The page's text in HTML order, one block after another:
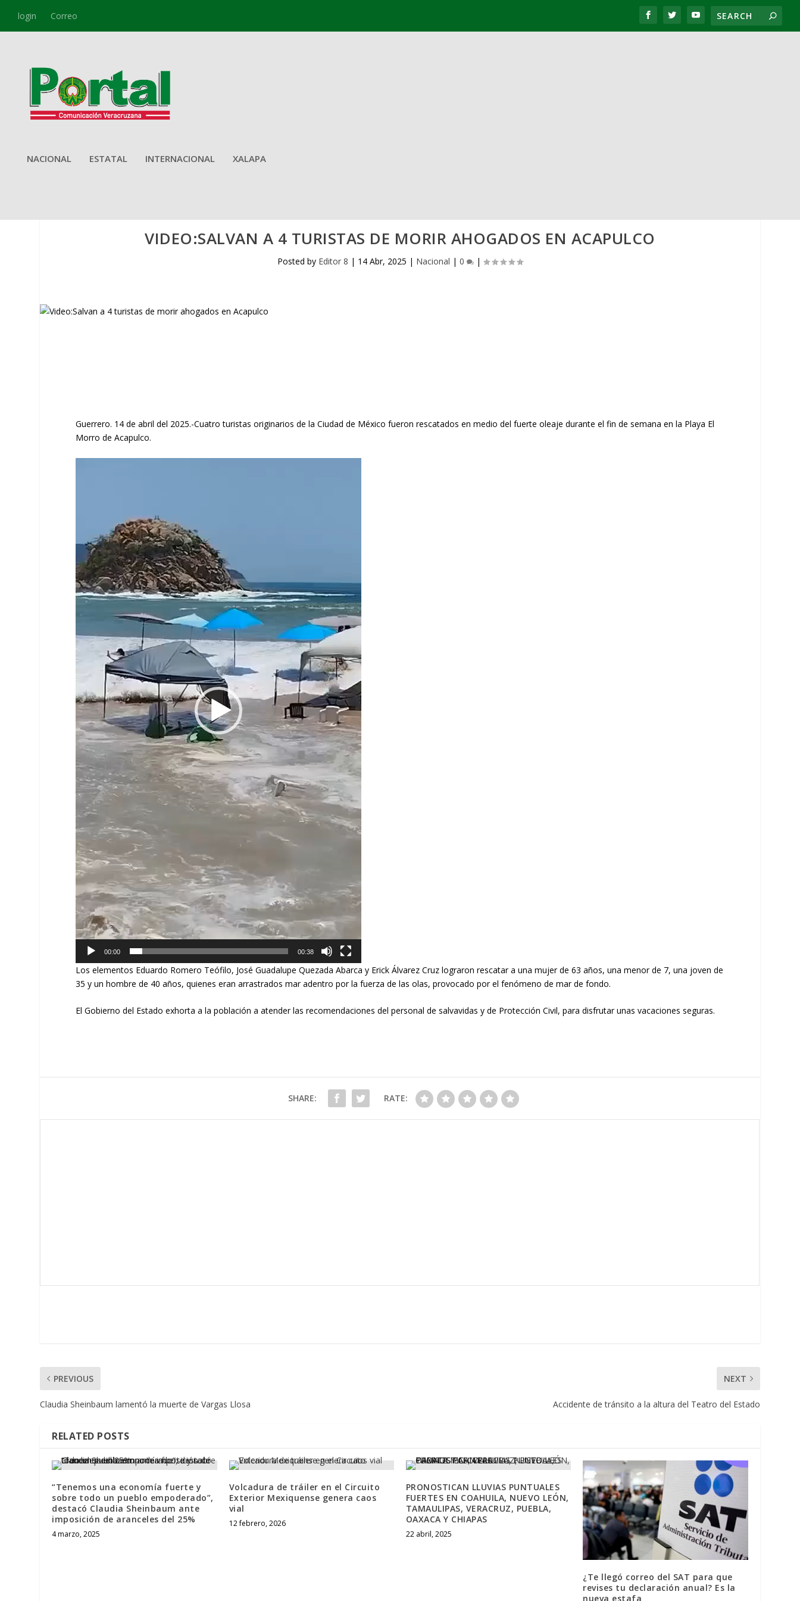
login Correo
NACIONAL ESTATAL INTERNACIONAL XALAPA
VIDEO:SALVAN A 4 TURISTAS DE MORIR AHOGADOS EN ACAPULCO
Posted by Editor 8 | 14 Abr, 2025 | Nacional | 0 |
Guerrero. 14 de abril del 2025.-Cuatro turistas originarios de la Ciudad de México fueron rescatados en medio del fuerte oleaje durante el fin de semana en la Playa El
Morro de Acapulco.
00:00 00:38
Los elementos Eduardo Romero Teófilo, José Guadalupe Quezada Abarca y Erick Álvarez Cruz lograron rescatar a una mujer de 63 años, una menor de 7, una joven de
35 y un hombre de 40 años, quienes eran arrastrados mar adentro por la fuerza de las olas, provocado por el fenómeno de mar de fondo.
El Gobierno del Estado exhorta a la población a atender las recomendaciones del personal de salvavidas y de Protección Civil, para disfrutar unas vacaciones seguras.
SHARE: RATE:
PREVIOUS
Claudia Sheinbaum lamentó la muerte de Vargas Llosa
NEXT
Accidente de tránsito a la altura del Teatro del Estado
RELATED POSTS
“Tenemos una economía fuerte y
sobre todo un pueblo empoderado”,
destacó Claudia Sheinbaum ante
imposición de aranceles del 25%
4 marzo, 2025
Volcadura de tráiler en el Circuito
Exterior Mexiquense genera caos
vial
12 febrero, 2026
PRONOSTICAN LLUVIAS PUNTUALES
FUERTES EN COAHUILA, NUEVO LEÓN,
TAMAULIPAS, VERACRUZ, PUEBLA,
OAXACA Y CHIAPAS
22 abril, 2025
¿Te llegó correo del SAT para que
revises tu declaración anual? Es la
nueva estafa